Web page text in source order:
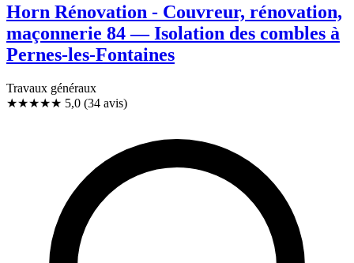
Horn Rénovation - Couvreur, rénovation,
maçonnerie 84 — Isolation des combles à
Pernes-les-Fontaines
Travaux généraux
★★★★★ 5,0 (34 avis)